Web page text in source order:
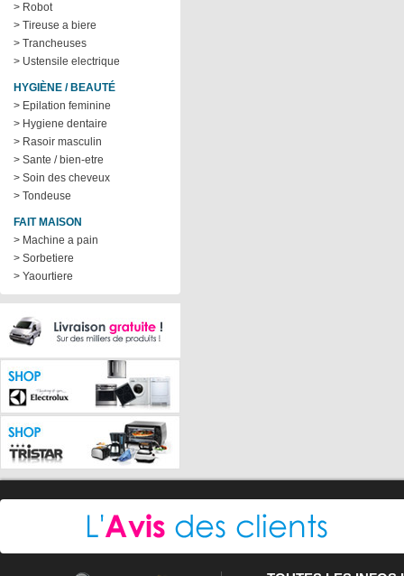
> Robot
> Tireuse a biere
> Trancheuses
> Ustensile electrique
HYGIÈNE / BEAUTÉ
> Epilation feminine
> Hygiene dentaire
> Rasoir masculin
> Sante / bien-etre
> Soin des cheveux
> Tondeuse
FAIT MAISON
> Machine a pain
> Sorbetiere
> Yaourtiere